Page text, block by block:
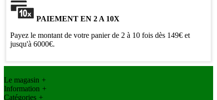
PAIEMENT EN 2 A 10X
Payez le montant de votre panier de 2 à 10 fois dès 149€ et
jusqu'à 6000€.
Le magasin +
Information +
Catégories +